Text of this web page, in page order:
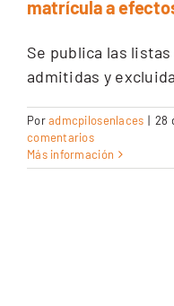
matrícula a
Se publica las
admitidas y
Poradmcpilosenlaces | 28
comentarios
Más información